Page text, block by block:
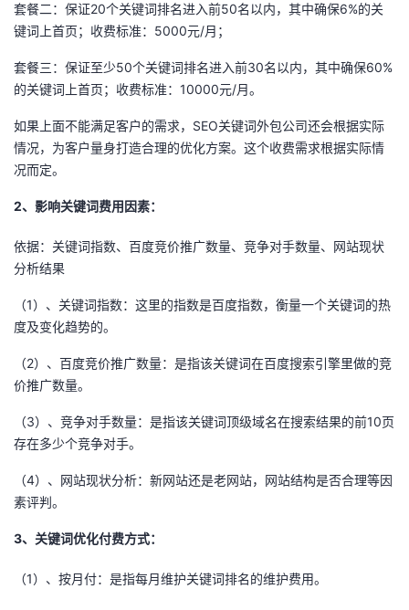
注
开
发
学
堂
我
课
的
证
我
实
的
藏
的
Programs
我
的
持
我
的
术
支
持
我
云
声
建
套餐二：保证20个关键词排名进入前50名以内，其中确保6%的关
键词上首页；收费标准：5000元/月；
套餐三：保证至少50个关键词排名进入前30名以内，其中确保60%
的关键词上首页；收费标准：10000元/月。
如果上面不能满足客户的需求，SEO关键词外包公司还会根据实际
情况，为客户量身打造合理的优化方案。这个收费需求根据实际情
况而定。
2、影响关键词费用因素：
依据：关键词指数、百度竞价推广数量、竞争对手数量、网站现状
分析结果
（1）、关键词指数：这里的指数是百度指数，衡量一个关键词的热
度及变化趋势的。
（2）、百度竞价推广数量：是指该关键词在百度搜索引擎里做的竞
价推广数量。
（3）、竞争对手数量：是指该关键词顶级域名在搜索结果的前10页
存在多少个竞争对手。
（4）、网站现状分析：新网站还是老网站，网站结构是否合理等因
素评判。
3、关键词优化付费方式：
（1）、按月付：是指每月维护关键词排名的维护费用。